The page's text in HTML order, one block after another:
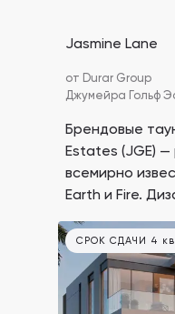
Jasmine Lane
от Durar Group
Джумейра Гольф
Брендовые
Estates (JGE)
всемирно
Earth и Fire.
перепродажи
СРОК СДАЧИ 4